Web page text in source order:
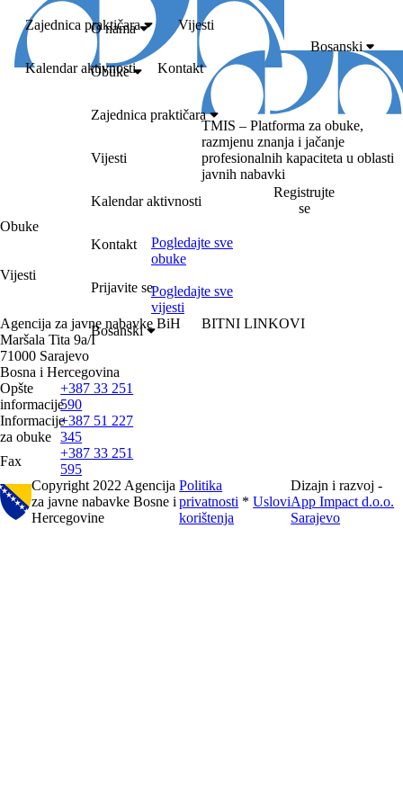
Zajednica praktičara Vijesti
Kalendar aktivnosti Kontakt
Bosanski
TMIS – Platforma za obuke,
razmjenu znanja i jačanje
profesionalnih kapaciteta u oblasti
javnih nabavki
Registrujte
se
Obuke
Pogledajte sve
obuke
Vijesti
Pogledajte sve
vijesti
Agencija za javne nabavke BiH
Maršala Tita 9a/I
71000 Sarajevo
Bosna i Hercegovina
BITNI LINKOVI
Opšte
informacije
+387 33 251
590
Informacije
za obuke
+387 51 227
345
Fax
+387 33 251
595
Copyright 2022 Agencija
za javne nabavke Bosne i
Hercegovine
Politika
privatnosti *Uslovi
korištenja
Dizajn i razvoj -
App Impact d.o.o.
Sarajevo
O nama
Obuke
Zajednica praktičara
Vijesti
Kalendar aktivnosti
Kontakt
Prijavite se
Bosanski